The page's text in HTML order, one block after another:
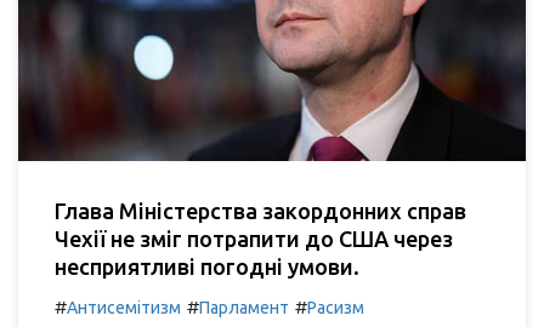
Глава Міністерства закордонних справ
Чехії не зміг потрапити до США через
несприятливі погодні умови.
#Антисемітизм #Парламент #Расизм